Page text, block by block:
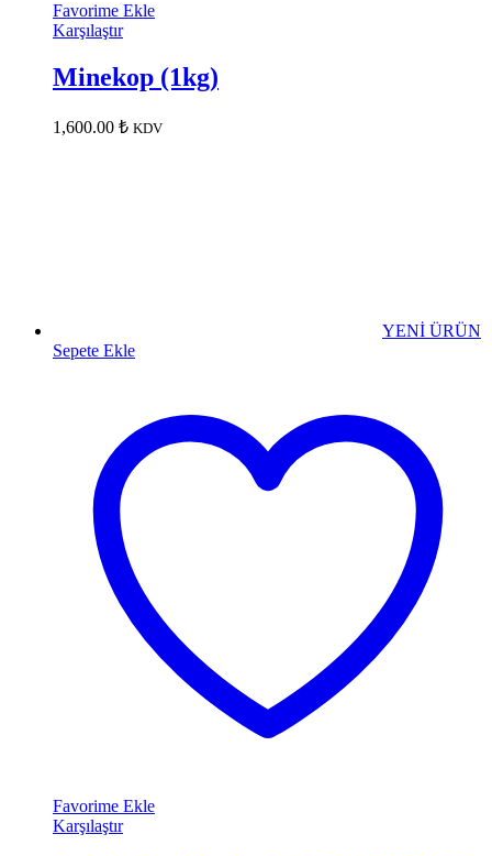
Favorime Ekle
Karşılaştır
Minekop (1kg)
1,600.00 ₺ KDV
YENİ ÜRÜN
Sepete Ekle
Favorime Ekle
Karşılaştır